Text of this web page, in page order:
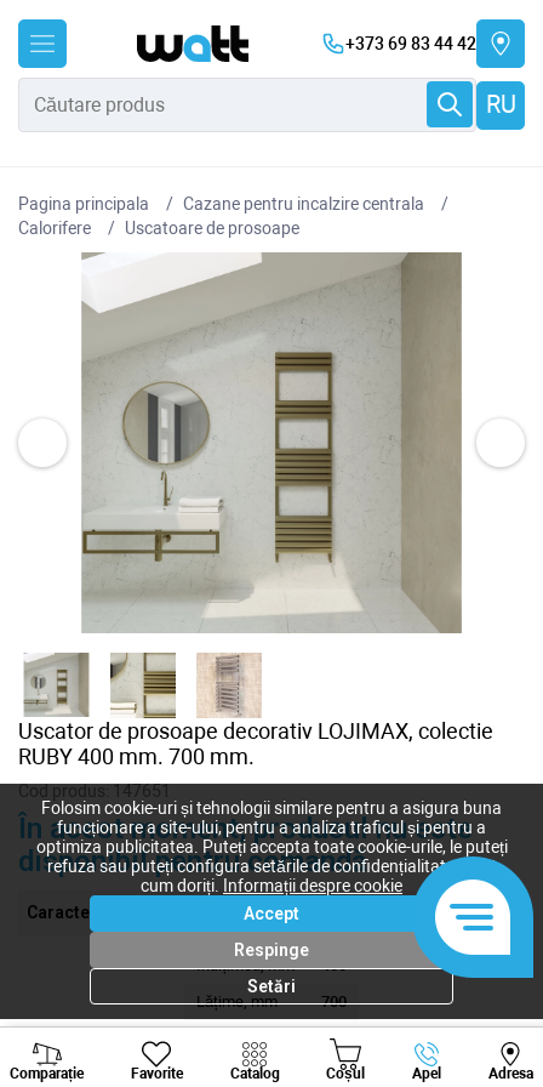
+373 69 83 44 42
RU
Pagina principala
Cazane pentru incalzire centrala
Сalorifere
Uscatoare de prosoape
Uscator de prosoape decorativ LOJIMAX, colectie
RUBY 400 mm. 700 mm.
Cod produs:147651
În acest moment, produsul nu este
disponibil pentru comandă
Caracteristici
Înalțimea, mm
400
Lățime, mm
700
51
Comparație Favorite Catalog Coșul Apel Adresa
Viber Whatsapp
Folosim cookie-uri și tehnologii similare pentru a asigura buna
funcționare a site-ului, pentru a analiza traficul și pentru a
optimiza publicitatea. Puteți accepta toate cookie-urile, le puteți
refuza sau puteți configura setările de confidențialitate după
cum doriți.
Informații despre cookie
Accept
Respinge
Setări